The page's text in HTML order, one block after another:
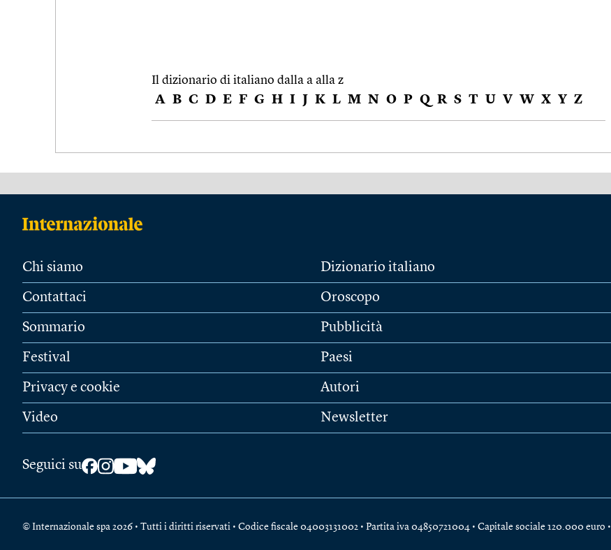
Il dizionario di italiano dalla a alla z
A B C D E F G H I J K L M N O P Q R S T U V W X Y Z
Chi siamo
Contattaci
Sommario
Festival
Privacy e cookie
Video
Dizionario italiano
Oroscopo
Pubblicità
Paesi
Autori
Newsletter
Seguici su
© Internazionale spa 2026 • Tutti i diritti riservati • Codice fiscale 04003131002 • Partita iva 04850721004 • Capitale sociale 120.000 euro •